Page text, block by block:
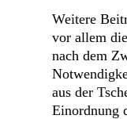
Weitere
vor allem
nach dem
aus der
Einordnung